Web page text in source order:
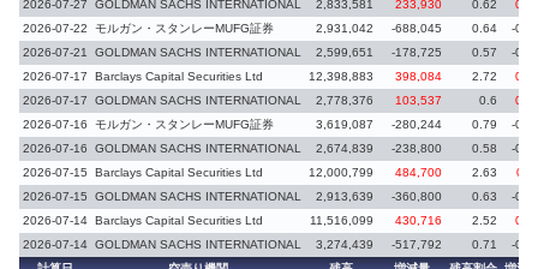
2026-07-27
GOLDMAN SACHS INTERNATIONAL 2,833,581 233,930 0.62
2026-07-22
モルガン・スタンレーMUFG証券 2,931,042 -688,045 0.64
-
2026-07-21
GOLDMAN SACHS INTERNATIONAL 2,599,651 -178,725 0.57
-
2026-07-17
Barclays Capital Securities Ltd 12,398,883 398,084 2.72
2026-07-17
GOLDMAN SACHS INTERNATIONAL 2,778,376 103,537 0.6
2026-07-16
モルガン・スタンレーMUFG証券 3,619,087 -280,244 0.79
-
2026-07-16
GOLDMAN SACHS INTERNATIONAL 2,674,839 -238,800 0.58
-
2026-07-15
Barclays Capital Securities Ltd 12,000,799 484,700 2.63
2026-07-15
GOLDMAN SACHS INTERNATIONAL 2,913,639 -360,800 0.63
-
2026-07-14 Barclays Capital Securities Ltd 11,516,099 430,716 2.52
2026-07-14 GOLDMAN SACHS INTERNATIONAL 3,274,439 -517,792 0.71
-